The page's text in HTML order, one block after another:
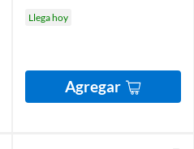
Llega hoy
Agregar